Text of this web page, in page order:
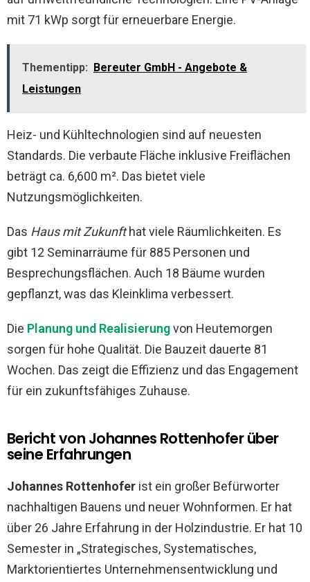
mit 71 kWp sorgt für erneuerbare Energie.
Thementipp:
Bereuter GmbH - Angebote &
Leistungen
Heiz- und Kühltechnologien sind auf neuesten
Standards. Die verbaute Fläche inklusive Freiflächen
beträgt ca. 6,600 m². Das bietet viele
Nutzungsmöglichkeiten.
Das Haus mit Zukunfthat viele Räumlichkeiten. Es
gibt 12 Seminarräume für 885 Personen und
Besprechungsflächen. Auch 18 Bäume wurden
gepflanzt, was das Kleinklima verbessert.
Die Planung und Realisierungvon Heutemorgen
sorgen für hohe Qualität. Die Bauzeit dauerte 81
Wochen. Das zeigt die Effizienz und das Engagement
für ein zukunftsfähiges Zuhause.
Bericht von Johannes Rottenhofer über
seine Erfahrungen
Johannes Rottenhofer ist ein großer Befürworter
nachhaltigen Bauens und neuer Wohnformen. Er hat
über 26 Jahre Erfahrung in der Holzindustrie. Er hat 10
Semester in „Strategisches, Systematisches,
Marktorientiertes Unternehmensentwicklung und